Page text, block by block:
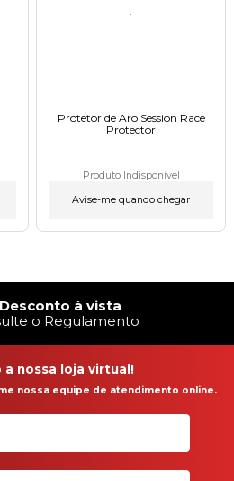
Protetor de Aro Session Race
Protector
Produto Indisponível
Avise-me quando chegar
Desconto à vista
o Regulamento
a nossa loja virtual!
nossa equipe de atendimento online.